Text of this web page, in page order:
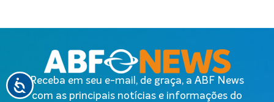
Receba em seu e-mail, de graça, a ABF News
com as principais notícias e informações do